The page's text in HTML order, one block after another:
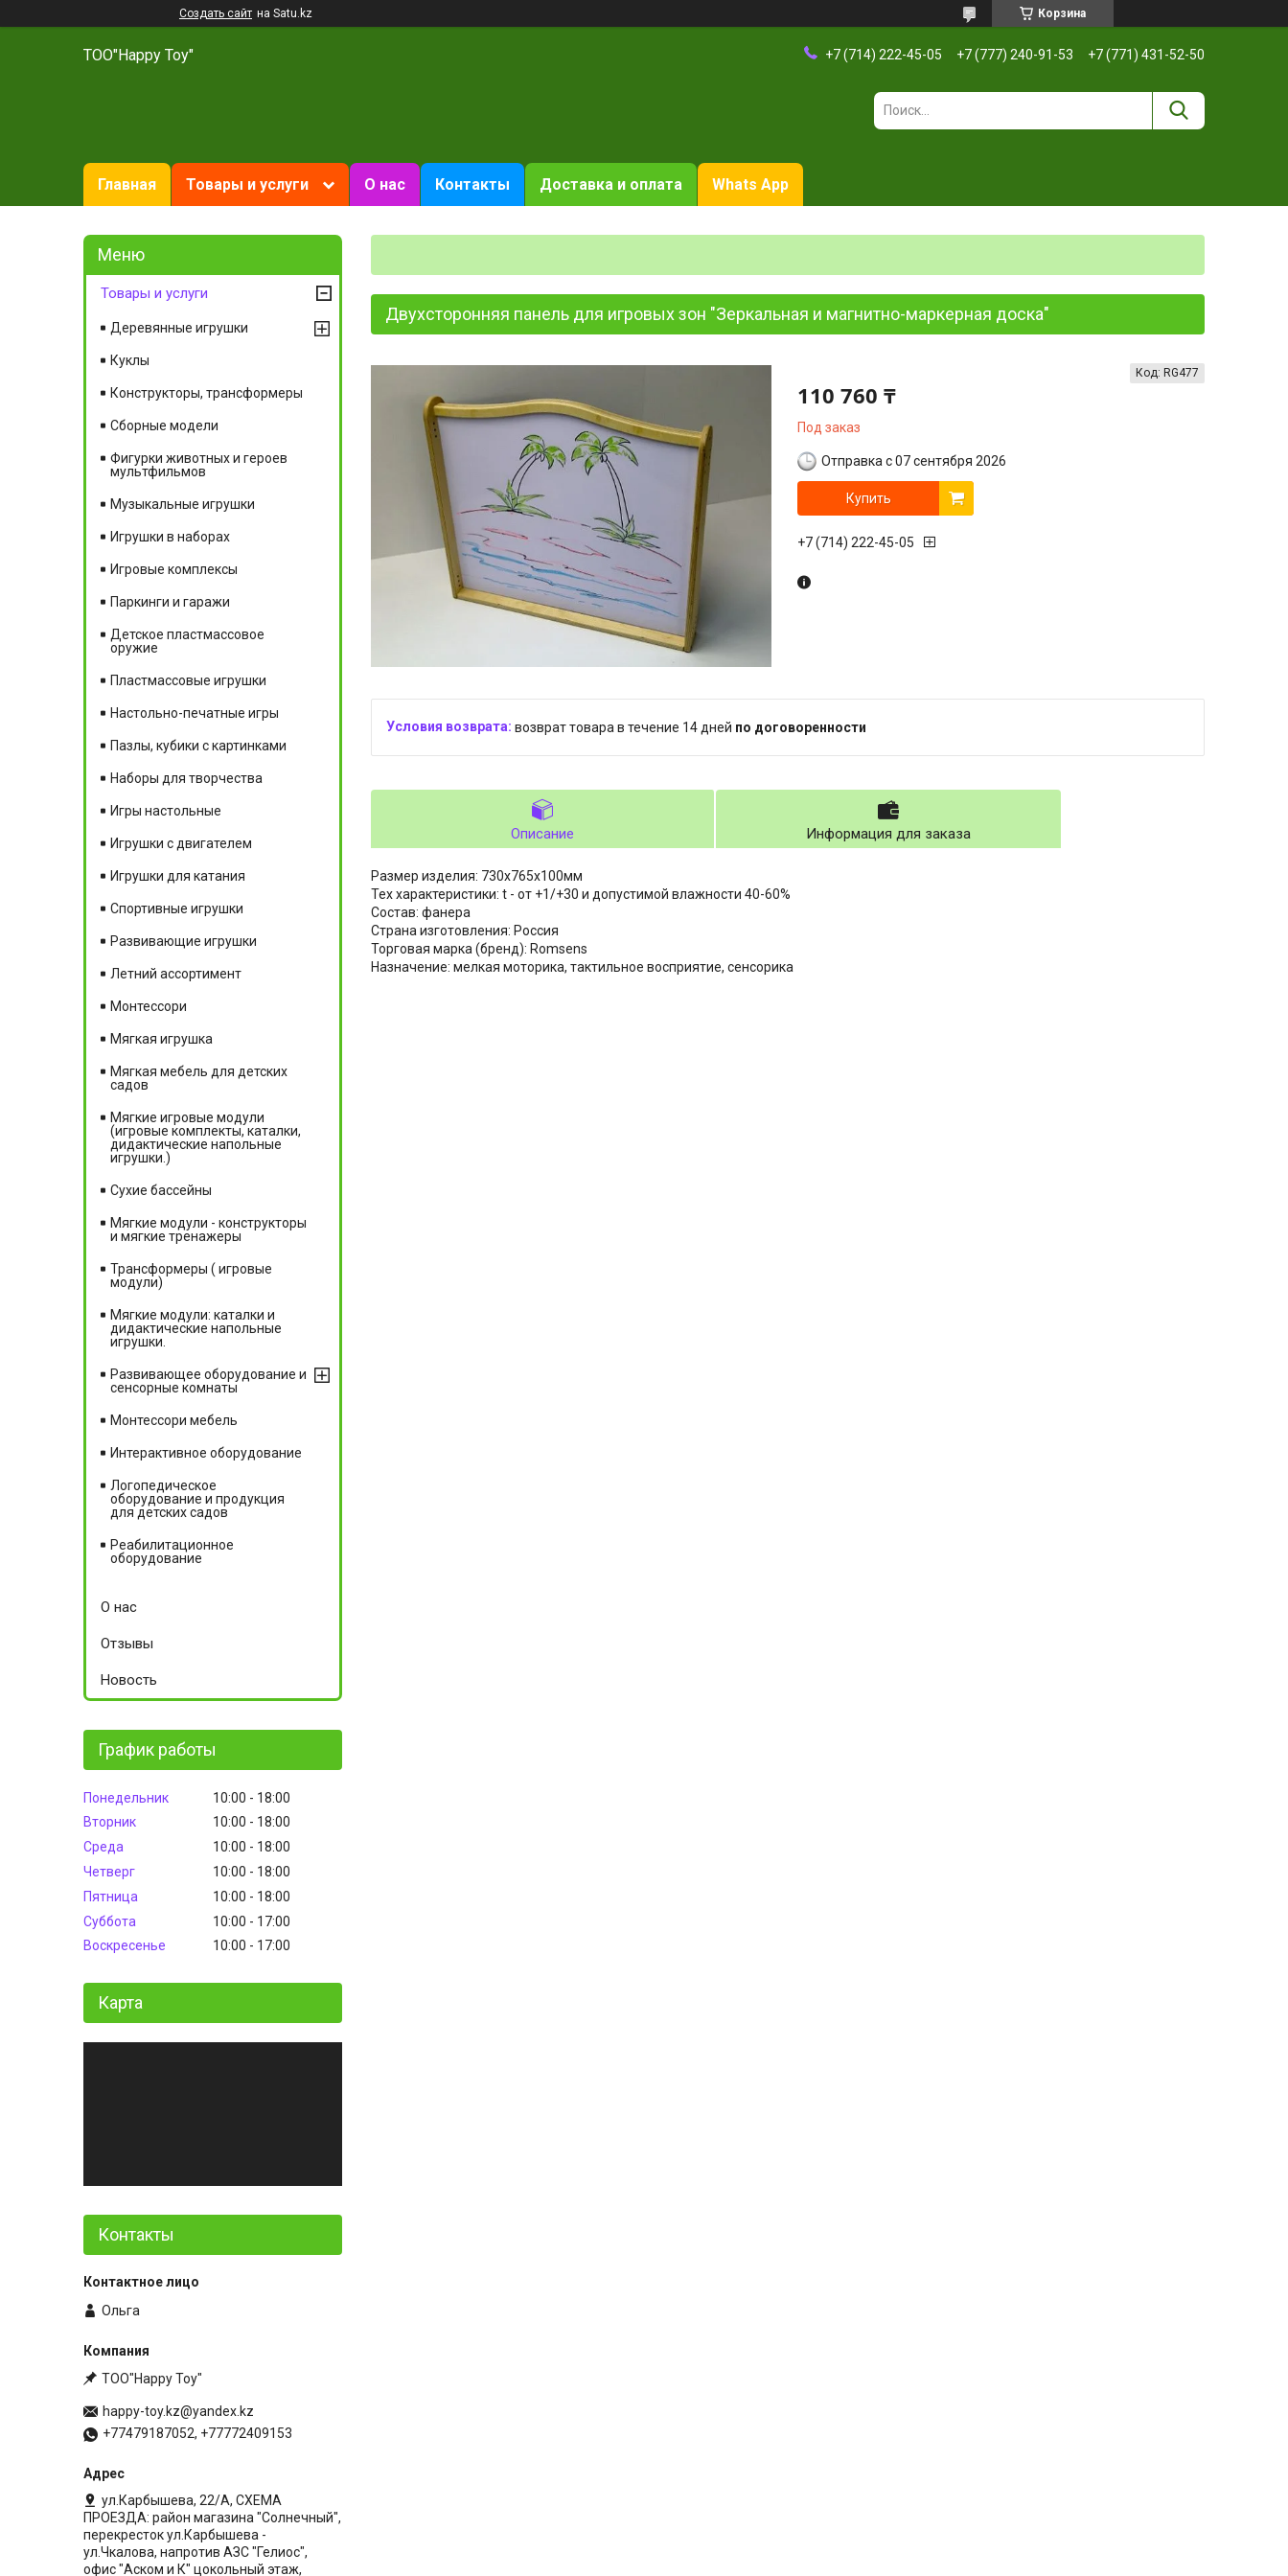
Создать сайт на Satu.kz Корзина
ТОО"Happy Toy" +7 (714) 222-45-05 +7 (777) 240-91-53 +7 (771) 431-52-50
Главная Товары и услуги О нас Контакты Доставка и оплата Whats App
Двухсторонняя панель для игровых зон "Зеркальная и магнитно-маркерная доска"
110 760 ₸
Под заказ
Код: RG477
Отправка с 07 сентября 2026
Купить
+7 (714) 222-45-05
возврат товара в течение 14 дней по договоренности
Описание Информация для заказа
Размер изделия: 730х765х100мм
Тех характеристики: t - от +1/+30 и допустимой влажности 40-60%
Состав: фанера
Страна изготовления: Россия
Торговая марка (бренд): Romsens
Назначение: мелкая моторика, тактильное восприятие, сенсорика
Товары и услуги
Деревянные игрушки
Куклы
Конструкторы, трансформеры
Сборные модели
Фигурки животных и героев
мультфильмов
Музыкальные игрушки
Игрушки в наборах
Игровые комплексы
Паркинги и гаражи
Детское пластмассовое
оружие
Пластмассовые игрушки
Настольно-печатные игры
Пазлы, кубики с картинками
Наборы для творчества
Игры настольные
Игрушки с двигателем
Игрушки для катания
Спортивные игрушки
Развивающие игрушки
Летний ассортимент
Монтессори
Мягкая игрушка
Мягкая мебель для детских
садов
Мягкие игровые модули
(игровые комплекты, каталки,
дидактические напольные
игрушки.)
Сухие бассейны
Мягкие модули - конструкторы
и мягкие тренажеры
Трансформеры ( игровые
модули)
Мягкие модули: каталки и
дидактические напольные
игрушки.
Развивающее оборудование и
сенсорные комнаты
Монтессори мебель
Интерактивное оборудование
Логопедическое
оборудование и продукция
для детских садов
Реабилитационное
оборудование
О нас
Отзывы
Новость
График работы
Понедельник 10:00
18:00
Вторник
10:00
18:00
Среда
10:00
18:00
Четверг
10:00
18:00
Пятница
10:00
18:00
Суббота
10:00
17:00
Воскресенье
10:00 17:00
Карта
Контакты
Ольга
ТОО"Happy Toy"
happy-toy.kz@yandex.kz
+77479187052, +77772409153
ул.Карбышева, 22/А, СХЕМА
ПРОЕЗДА: район магазина "Солнечный",
перекресток ул.Карбышева -
ул.Чкалова, напротив АЗС "Гелиос",
офис "Аском и К" цокольный этаж,